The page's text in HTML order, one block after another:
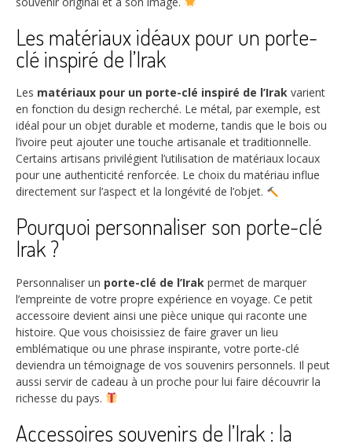
Les matériaux idéaux pour un porte-
clé inspiré de l’Irak
Les matériaux pour un porte-clé inspiré de l’Irak varient
en fonction du design recherché. Le métal, par exemple, est
idéal pour un objet durable et moderne, tandis que le bois ou
l’ivoire peut ajouter une touche artisanale et traditionnelle.
Certains artisans privilégient l’utilisation de matériaux locaux
pour une authenticité renforcée. Le choix du matériau influe
directement sur l’aspect et la longévité de l’objet.
Pourquoi personnaliser son porte-clé
Irak ?
Personnaliser un porte-clé de l’Irak permet de marquer
l’empreinte de votre propre expérience en voyage. Ce petit
accessoire devient ainsi une pièce unique qui raconte une
histoire. Que vous choisissiez de faire graver un lieu
emblématique ou une phrase inspirante, votre porte-clé
deviendra un témoignage de vos souvenirs personnels. Il peut
aussi servir de cadeau à un proche pour lui faire découvrir la
richesse du pays.
Accessoires souvenirs de l’Irak : la